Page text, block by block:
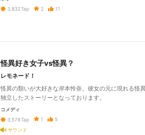
3,832Tap 2 11
怪異好き女子vs怪異？
レモネード！
怪異の類いが大好きな岸本怜奈。彼女の元に現れる
独立したストーリーとなっております。
コメディ
3,578Tap 1
5
サウンド